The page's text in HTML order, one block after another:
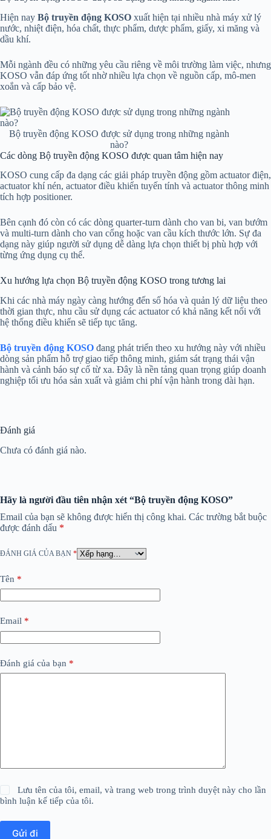
Hiện nay Bộ truyền động KOSO xuất hiện tại nhiều nhà máy xử lý
nước, nhiệt điện, hóa chất, thực phẩm, dược phẩm, giấy, xi măng và
dầu khí.
Mỗi ngành đều có những yêu cầu riêng về môi trường làm việc, nhưng
KOSO vẫn đáp ứng tốt nhờ nhiều lựa chọn về nguồn cấp, mô-men
xoắn và cấp bảo vệ.
Bộ truyền động KOSO được sử dụng trong những ngành
nào?
Các dòng Bộ truyền động KOSO được quan tâm hiện nay
KOSO cung cấp đa dạng các giải pháp truyền động gồm actuator điện,
actuator khí nén, actuator điều khiển tuyến tính và actuator thông minh
tích hợp positioner.
Bên cạnh đó còn có các dòng quarter-turn dành cho van bi, van bướm
và multi-turn dành cho van cổng hoặc van cầu kích thước lớn. Sự đa
dạng này giúp người sử dụng dễ dàng lựa chọn thiết bị phù hợp với
từng ứng dụng cụ thể.
Xu hướng lựa chọn Bộ truyền động KOSO trong tương lai
Khi các nhà máy ngày càng hướng đến số hóa và quản lý dữ liệu theo
thời gian thực, nhu cầu sử dụng các actuator có khả năng kết nối với
hệ thống điều khiển sẽ tiếp tục tăng.
Bộ truyền động KOSO đang phát triển theo xu hướng này với nhiều
dòng sản phẩm hỗ trợ giao tiếp thông minh, giám sát trạng thái vận
hành và cảnh báo sự cố từ xa. Đây là nền tảng quan trọng giúp doanh
nghiệp tối ưu hóa sản xuất và giảm chi phí vận hành trong dài hạn.
Đánh giá
Chưa có đánh giá nào.
Hãy là người đầu tiên nhận xét “Bộ truyền động KOSO”
Email của bạn sẽ không được hiển thị công khai. Các trường bắt buộc
được đánh dấu *
ĐÁNH GIÁ CỦA BẠN *
Tên *
Email *
Đánh giá của bạn *
Lưu tên của tôi, email, và trang web trong trình duyệt này cho lần
bình luận kế tiếp của tôi.
Gửi đi